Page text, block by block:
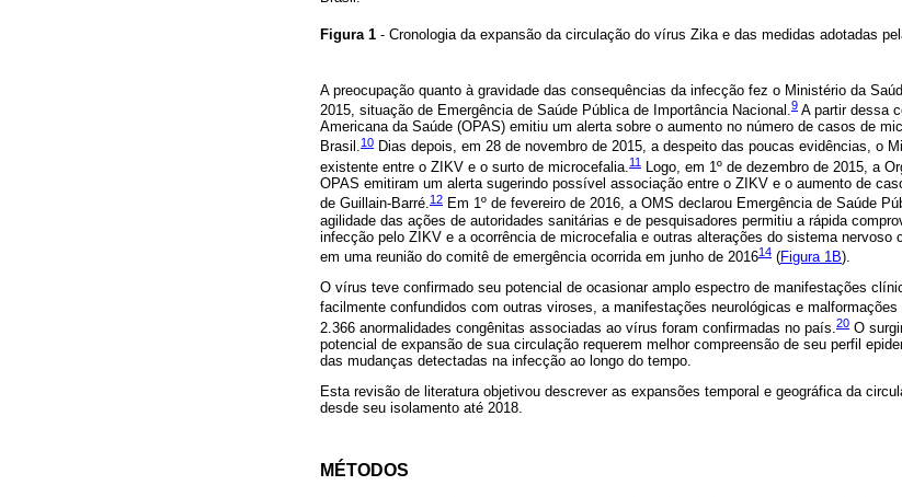
Figura 1 - Cronologia da expansão da circulação do vírus Zika e das medidas adotadas
A preocupação quanto à gravidade das consequências da infecção fez o Ministério da
2015, situação de Emergência de Saúde Pública de Importância Nacional.9 A partir dessa
Americana da Saúde (OPAS) emitiu um alerta sobre o aumento no número de casos de
Brasil.10 Dias depois, em 28 de novembro de 2015, a despeito das poucas evidências, o
existente entre o ZIKV e o surto de microcefalia.11
Logo, em 1º de dezembro de 2015, a
OPAS emitiram um alerta sugerindo possível associação entre o ZIKV e o aumento de
de Guillain-Barré.12 Em 1º de fevereiro de 2016, a OMS declarou Emergência de Saúde
agilidade das ações de autoridades sanitárias e de pesquisadores permitiu a rápida
infecção pelo ZIKV e a ocorrência de microcefalia e outras alterações do sistema nervoso
em uma reunião do comitê de emergência ocorrida em junho de 201614 (Figura 1B).
O vírus teve confirmado seu potencial de ocasionar amplo espectro de manifestações
facilmente confundidos com outras viroses, a manifestações neurológicas e malformações
2.366 anormalidades congênitas associadas ao vírus foram confirmadas no país. 20 O
potencial de expansão de sua circulação requerem melhor compreensão de seu perfil
das mudanças detectadas na infecção ao longo do tempo.
Esta revisão de literatura objetivou descrever as expansões temporal e geográfica da
desde seu isolamento até 2018.
MÉTODOS